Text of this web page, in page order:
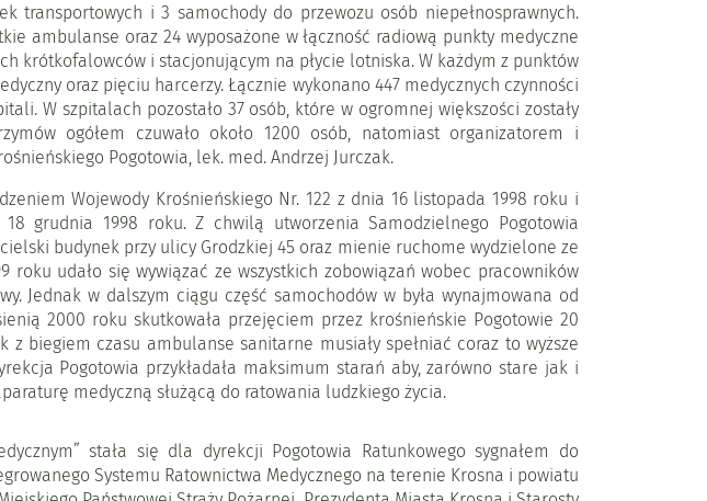
transportowych i 3 samochody do przewozu osób niepełnosprawnych.
ambulanse oraz 24 wyposażone w łączność radiową punkty medyczne
krótkofalowców i stacjonującym na płycie lotniska. W każdym z punktów
oraz pięciu harcerzy. Łącznie wykonano 447 medycznych czynności
W szpitalach pozostało 37 osób, które w ogromnej większości zostały
ogółem czuwało około 1200 osób, natomiast organizatorem i
Pogotowia, lek. med. Andrzej Jurczak.
Wojewody Krośnieńskiego Nr. 122 z dnia 16 listopada 1998 roku i
grudnia 1998 roku. Z chwilą utworzenia Samodzielnego Pogotowia
budynek przy ulicy Grodzkiej 45 oraz mienie ruchome wydzielone ze
udało się wywiązać ze wszystkich zobowiązań wobec pracowników
Jednak w dalszym ciągu część samochodów w była wynajmowana od
2000 roku skutkowała przejęciem przez krośnieńskie Pogotowie 20
biegiem czasu ambulanse sanitarne musiały spełniać coraz to wyższe
Pogotowia przykładała maksimum starań aby, zarówno stare jak i
medyczną służącą do ratowania ludzkiego życia.
stała się dla dyrekcji Pogotowia Ratunkowego sygnałem do
Systemu Ratownictwa Medycznego na terenie Krosna i powiatu